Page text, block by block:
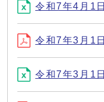
令和7年4月1日
令和7年3月1日
令和7年3月1日